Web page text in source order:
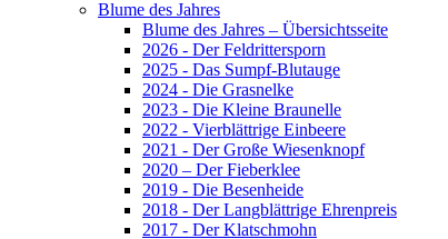
Blume des Jahres
Blume des Jahres – Übersichtsseite
2026 - Der Feldrittersporn
2025 - Das Sumpf-Blutauge
2024 - Die Grasnelke
2023 - Die Kleine Braunelle
2022 - Vierblättrige Einbeere
2021 - Der Große Wiesenknopf
2020 – Der Fieberklee
2019 - Die Besenheide
2018 - Der Langblättrige Ehrenpreis
2017 - Der Klatschmohn